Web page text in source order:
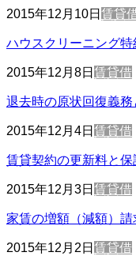
2015年12月10日 賃貸
ハウスクリーニング
2015年12月8日 賃貸借
退去時の原状回復義
2015年12月4日 賃貸借
賃貸契約の更新料と保
2015年12月3日 賃貸借
家賃の増額（減額）
2015年12月2日 賃貸借